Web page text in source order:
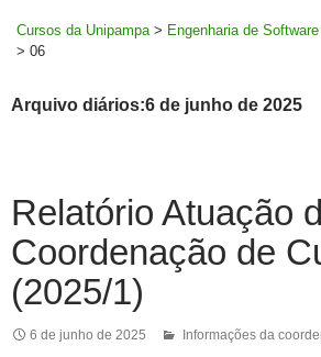
Cursos da Unipampa > Engenharia de Software
> 06
Arquivo diários:6 de junho de 2025
Relatório Atuação
Coordenação de
(2025/1)
6 de junho de 2025 Informações da